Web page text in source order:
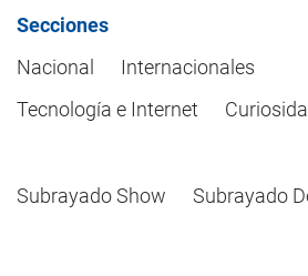
Secciones
Nacional
Internacionales
Tecnología e Internet
Subrayado Show Subrayado